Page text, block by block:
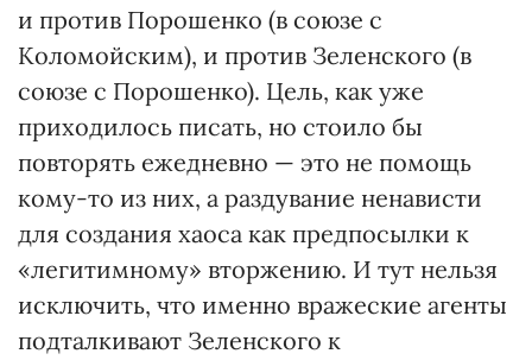
и против Порошенко (в союзе с
Коломойским), и против Зеленского (в
союзе с Порошенко). Цель, как уже
приходилось писать, но стоило бы
повторять ежедневно — это не помощь
кому-то из них, а раздувание ненависти
для создания хаоса как предпосылки к
«легитимному» вторжению. И тут нельзя
исключить, что именно вражеские агенты
подталкивают Зеленского к